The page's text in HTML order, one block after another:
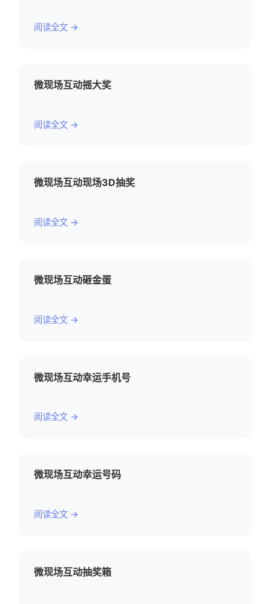
阅读全文 →
微现场互动摇大奖
阅读全文 →
微现场互动现场3D抽奖
阅读全文 →
微现场互动砸金蛋
阅读全文 →
微现场互动幸运手机号
阅读全文 →
微现场互动幸运号码
阅读全文 →
微现场互动抽奖箱